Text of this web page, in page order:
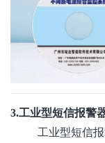
3.工业型短信报警
工业型短信